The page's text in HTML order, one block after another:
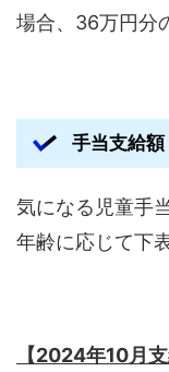
場合、36万円分
手当支給
気になる児童手
年齢に応じて下
【2024年10月支